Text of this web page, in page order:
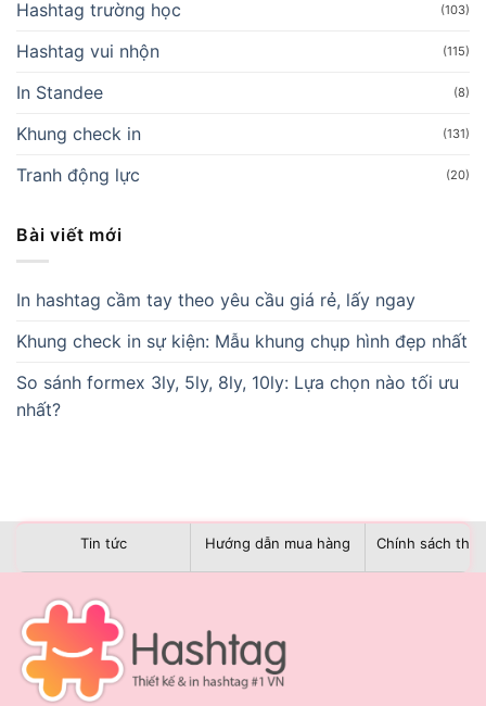
Hashtag trường học (103)
Hashtag vui nhộn (115)
In Standee (8)
Khung check in (131)
Tranh động lực (20)
Bài viết mới
In hashtag cầm tay theo yêu cầu giá rẻ, lấy ngay
Khung check in sự kiện: Mẫu khung chụp hình đẹp nhất
So sánh formex 3ly, 5ly, 8ly, 10ly: Lựa chọn nào tối ưu
nhất?
Tin tức Hướng dẫn mua hàng Chính sách